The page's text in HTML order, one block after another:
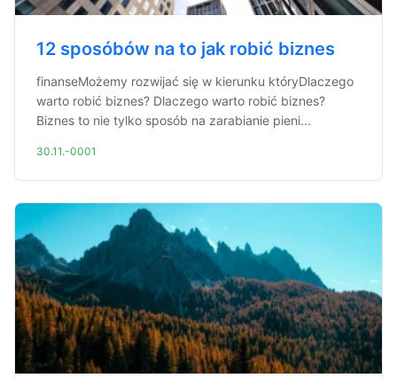
12 sposóbów na to jak robić biznes
finanseMożemy rozwijać się w kierunku któryDlaczego
warto robić biznes? Dlaczego warto robić biznes?
Biznes to nie tylko sposób na zarabianie pieni...
30.11.-0001